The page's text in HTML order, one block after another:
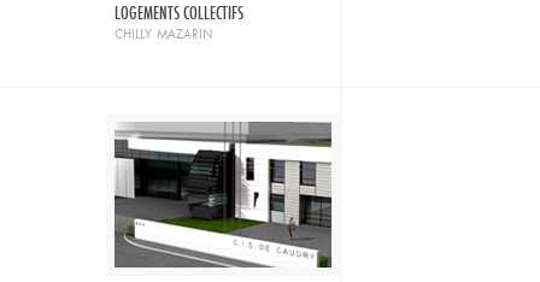
LOGEMENTS COLLECTIFS
chilly mazarin